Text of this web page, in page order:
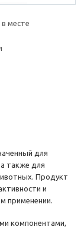
месте
для
а также для
Продукт
и
применении.
компонентами,